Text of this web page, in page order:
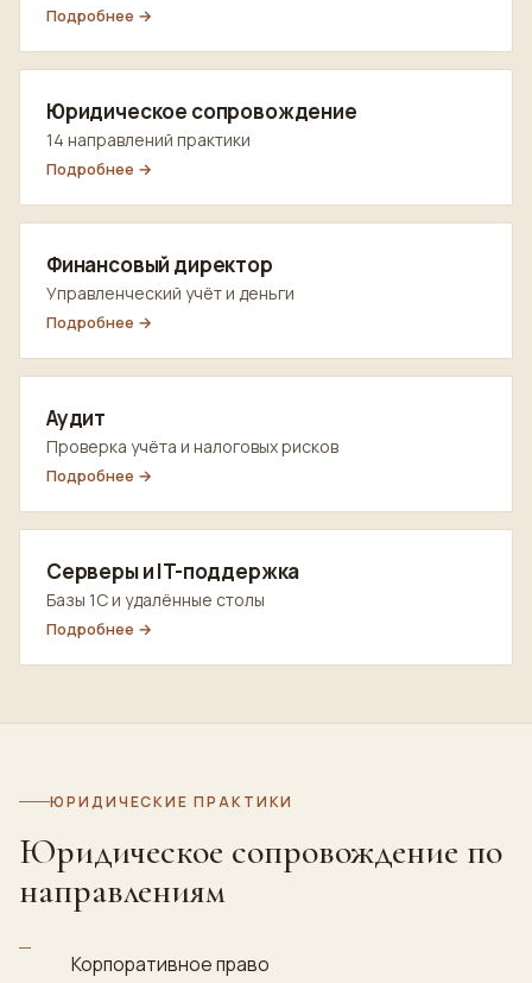
Подробнее →
Юридическое сопровождение
14 направлений практики
Подробнее →
Финансовый директор
Управленческий учёт и деньги
Подробнее →
Аудит
Проверка учёта и налоговых рисков
Подробнее →
Серверы и IT-поддержка
Базы 1С и удалённые столы
Подробнее →
ЮРИДИЧЕСКИЕ ПРАКТИКИ
Юридическое сопровождение по
направлениям
Корпоративное право